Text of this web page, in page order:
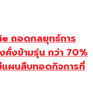
ถอดกลยุทธ์การ
คั่งข้ามรุ่น กว่า 70%
ผนสืบทอดกิจการที่